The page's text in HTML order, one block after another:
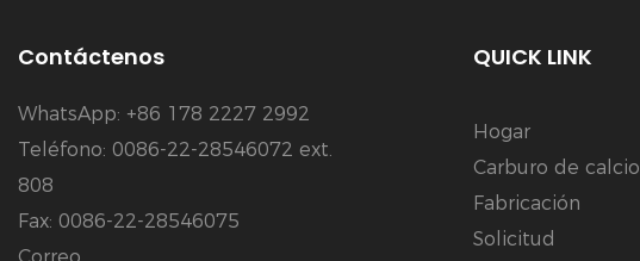
Contáctenos
WhatsApp: +86 178 2227 2992
Teléfono: 0086-22-28546072 ext.
808
Fax: 0086-22-28546075
QUICK LINK
Hogar
Carburo de calcio
Fabricación
Solicitud